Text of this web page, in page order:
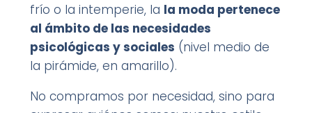
frío o la intemperie, la la moda pertenece
al ámbito de las necesidades
psicológicas y sociales (nivel medio de
la pirámide, en amarillo).
No compramos por necesidad, sino para